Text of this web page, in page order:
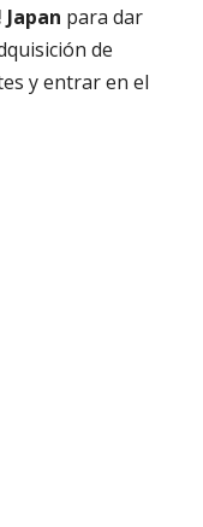
para dar
de
y entrar en el